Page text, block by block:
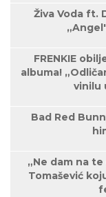
Živa Voda ft.
FRENKIE
albuma!
vinilu
Bad Red
„Ne dam na
Tomašević